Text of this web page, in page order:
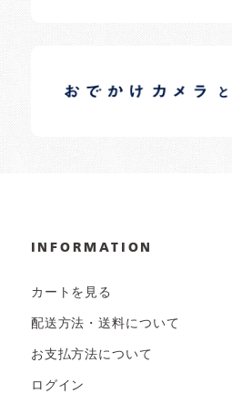
日常の様子など随時更新中です。
INFORMATION
カートを見る
配送方法・送料について
お支払方法について
ログイン